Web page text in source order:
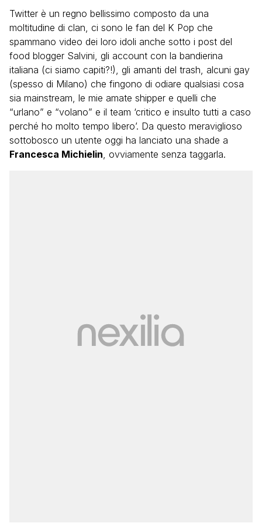
Twitter è un regno bellissimo composto da una
moltitudine di clan, ci sono le fan del K Pop che
spammano video dei loro idoli anche sotto i post del
food blogger Salvini, gli account con la bandierina
italiana (ci siamo capiti?!), gli amanti del trash, alcuni gay
(spesso di Milano) che fingono di odiare qualsiasi cosa
sia mainstream, le mie amate shipper e quelli che
“urlano” e “volano” e il team ‘critico e insulto tutti a caso
perché ho molto tempo libero’. Da questo meraviglioso
sottobosco un utente oggi ha lanciato una shade a
Francesca Michielin, ovviamente senza taggarla.